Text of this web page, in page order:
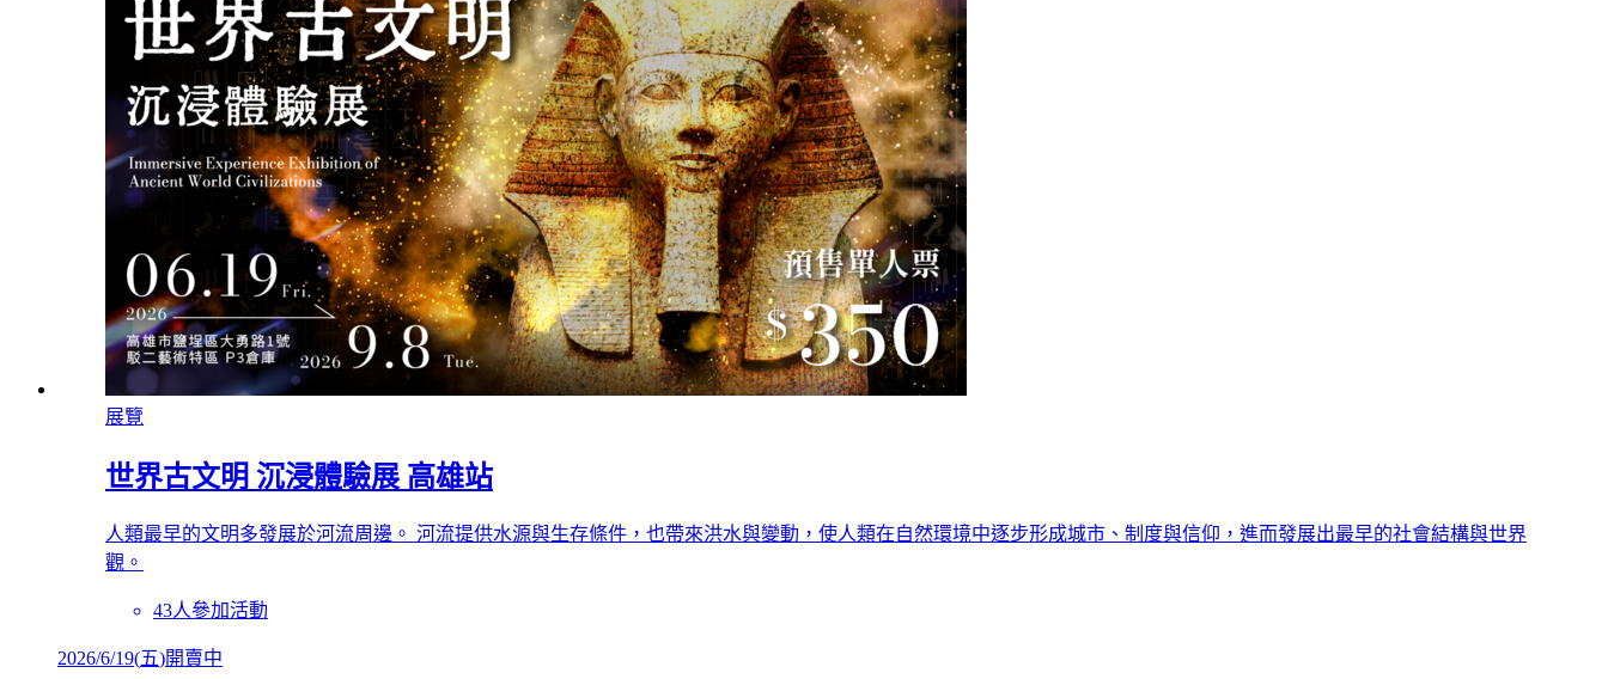
展覽
世界古文明 沉浸體驗展 高雄站
人類最早的文明多發展於河流周邊。 河流提供水源與生存條件，也帶來洪水與變動，使人類在自然環境中逐步形成城市、制度與信仰，進而發展出最早的社會結構與世界
觀。
43人參加活動
2026/6/19(五)開賣中